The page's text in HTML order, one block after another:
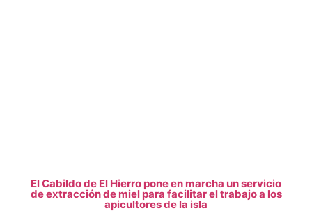
El Cabildo de El Hierro pone en marcha un servicio
de extracción de miel para facilitar el trabajo a los
apicultores de la isla